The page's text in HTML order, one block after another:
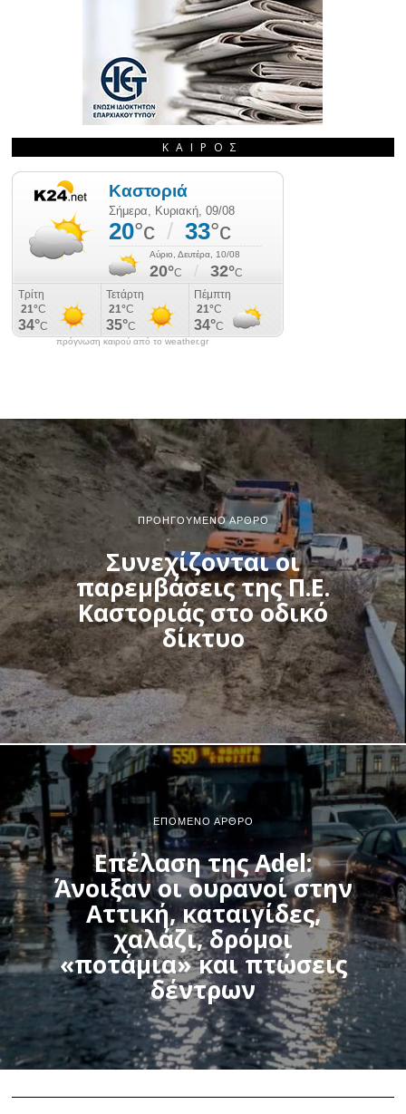
ΚΑΙΡΌΣ
πρόγνωση καιρού από το weather.gr
ΠΡΟΗΓΟΎΜΕΝΟ ΆΡΘΡΟ
Συνεχίζονται οι
παρεμβάσεις της Π.Ε.
Καστοριάς στο οδικό
δίκτυο
ΕΠΌΜΕΝΟ ΆΡΘΡΟ
Επέλαση της Adel:
Άνοιξαν οι ουρανοί στην
Αττική, καταιγίδες,
χαλάζι, δρόμοι
«ποτάμια» και πτώσεις
δέντρων